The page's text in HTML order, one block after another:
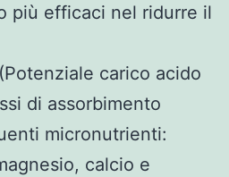
più efficaci nel ridurre il
carico acido
di assorbimento
micronutrienti:
calcio e